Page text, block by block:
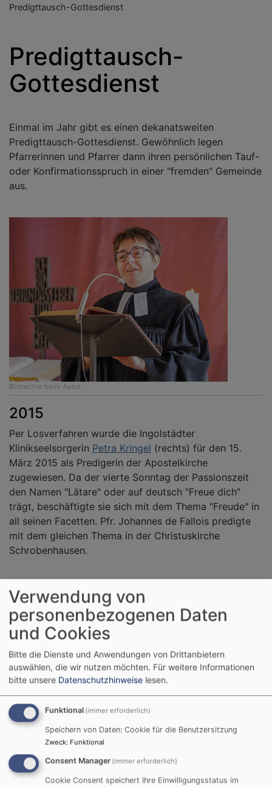
Predigttausch-Gottesdienst
Predigttausch-
Gottesdienst
Einmal im Jahr gibt es einen dekanatsweiten
Predigttausch-Gottesdienst. Gewöhnlich legen
Pfarrerinnen und Pfarrer dann ihren persönlichen Tauf-
oder Konfirmationsspruch in einer "fremden" Gemeinde
aus.
Bildrechte beim Autor
2015
Per Losverfahren wurde die Ingolstädter
Klinikseelsorgerin Petra Kringel (rechts) für den 15.
März 2015 als Predigerin der Apostelkirche
zugewiesen. Da der vierte Sonntag der Passionszeit
den Namen "Lätare" oder auf deutsch "Freue dich"
trägt, beschäftigte sie sich mit dem Thema "Freude" in
all seinen Facetten. Pfr. Johannes de Fallois predigte
mit dem gleichen Thema in der Christuskirche
Schrobenhausen.
Bildrechte beim Autor
Verwendung von
personenbezogenen Daten
und Cookies
Bitte die Dienste und Anwendungen von Drittanbietern
auswählen, die wir nutzen möchten. Für weitere Informationen
bitte unsere Datenschutzhinweise lesen.
Funktional (immer erforderlich)
Speichern von Daten: Cookie für die Benutzersitzung
Zweck: Funktional
Consent Manager (immer erforderlich)
Cookie Consent speichert Ihre Einwilligungsstatus im